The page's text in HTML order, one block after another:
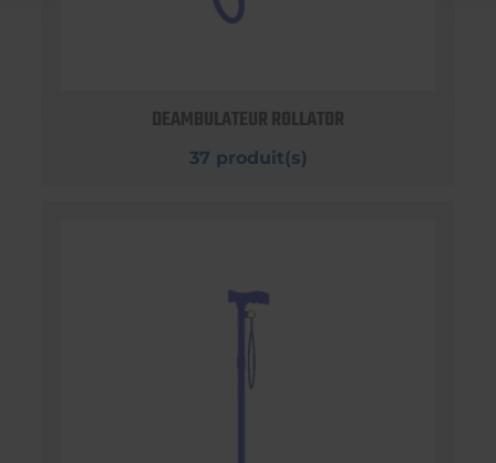
DEAMBULATEUR ROLLATOR
37 produit(s)